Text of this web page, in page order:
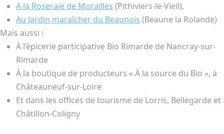
A la Roseraie de Morailles (Pithiviers-le-Vieil),
Au Jardin maraîcher du Beaunois (Beaune la Rolande)
Mais aussi :
À l’épicerie participative Bio Rimarde de Nancray-sur-
Rimarde
À la boutique de producteurs « À la source du Bio », à
Châteauneuf-sur-Loire
Et dans les offices de tourisme de Lorris, Bellegarde et
Châtillon-Coligny